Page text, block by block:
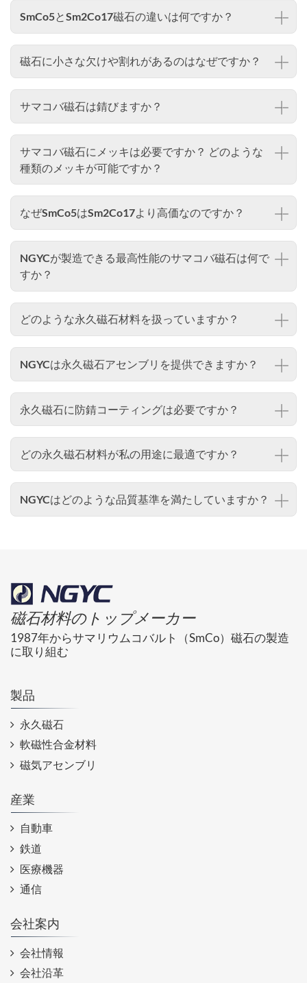
SmCo5とSm2Co17磁石の違いは何ですか？
磁石に小さな欠けや割れがあるのはなぜですか？
サマコバ磁石は錆びますか？
サマコバ磁石にメッキは必要ですか？ どのような
種類のメッキが可能ですか？
なぜSmCo5はSm2Co17より高価なのですか？
NGYCが製造できる最高性能のサマコバ磁石は何で
すか？
どのような永久磁石材料を扱っていますか？
NGYCは永久磁石アセンブリを提供できますか？
永久磁石に防錆コーティングは必要ですか？
どの永久磁石材料が私の用途に最適ですか？
NGYCはどのような品質基準を満たしていますか？
磁石材料のトップメーカー
1987年からサマリウムコバルト（SmCo）磁石の製造
に取り組む
製品
永久磁石
軟磁性合金材料
磁気アセンブリ
産業
自動車
鉄道
医療機器
通信
会社案内
会社情報
会社沿革